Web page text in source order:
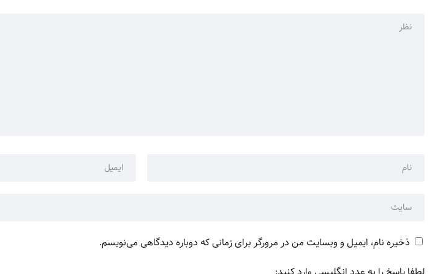
ذخیره نام، ایمیل و وبسایت من در مرورگر برای زمانی که دوباره دیدگاهی می‌نویسم.